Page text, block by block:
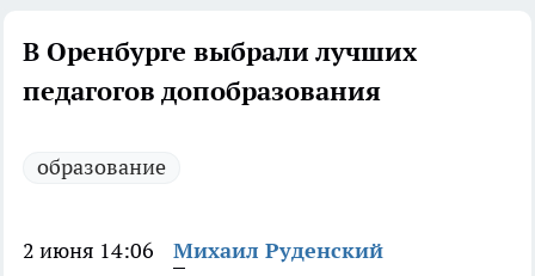
В Оренбурге выбрали лучших
педагогов допобразования
образование
2 июня 14:06 Михаил Руденский